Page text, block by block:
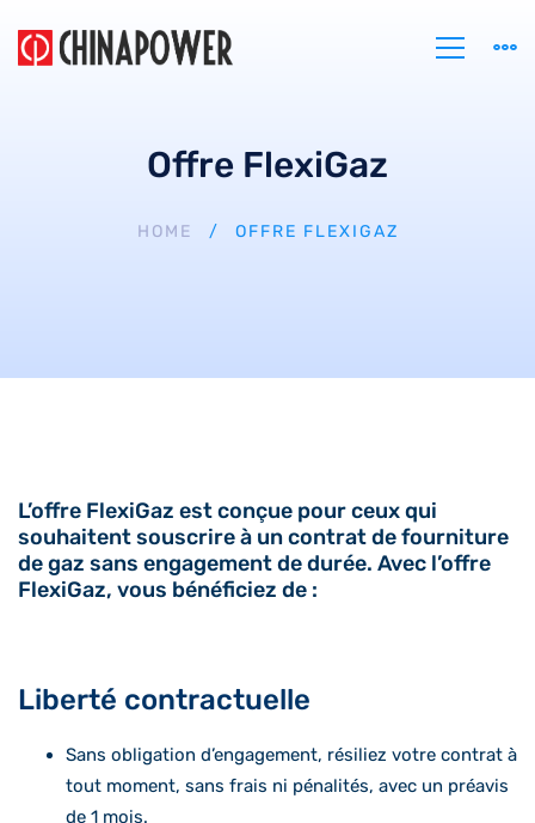
Offre FlexiGaz
HOME OFFRE FLEXIGAZ
L’offre FlexiGaz est conçue pour ceux qui
souhaitent souscrire à un contrat de fourniture
de gaz sans engagement de durée. Avec l’offre
FlexiGaz, vous bénéficiez de :
Liberté contractuelle
Sans obligation d’engagement, résiliez votre contrat à
tout moment, sans frais ni pénalités, avec un préavis
de 1 mois.